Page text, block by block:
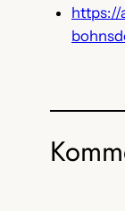
https://